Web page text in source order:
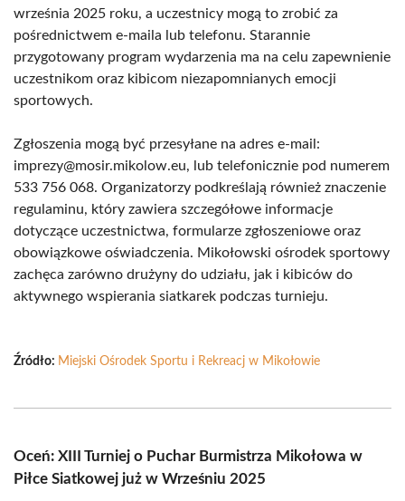
września 2025 roku, a uczestnicy mogą to zrobić za
pośrednictwem e-maila lub telefonu. Starannie
przygotowany program wydarzenia ma na celu zapewnienie
uczestnikom oraz kibicom niezapomnianych emocji
sportowych.
Zgłoszenia mogą być przesyłane na adres e-mail:
imprezy@mosir.mikolow.eu, lub telefonicznie pod numerem
533 756 068. Organizatorzy podkreślają również znaczenie
regulaminu, który zawiera szczegółowe informacje
dotyczące uczestnictwa, formularze zgłoszeniowe oraz
obowiązkowe oświadczenia. Mikołowski ośrodek sportowy
zachęca zarówno drużyny do udziału, jak i kibiców do
aktywnego wspierania siatkarek podczas turnieju.
Źródło: Miejski Ośrodek Sportu i Rekreacj w Mikołowie
Oceń: XIII Turniej o Puchar Burmistrza Mikołowa w
Piłce Siatkowej już w Wrześniu 2025